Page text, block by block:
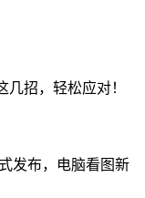
招，轻松应对！
发布，电脑看图新